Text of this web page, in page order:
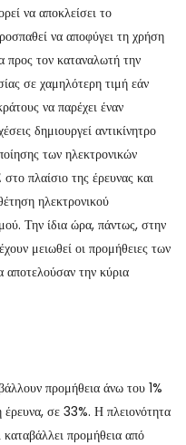
να αποκλείσει το
να αποφύγει τη χρήση
τον καταναλωτή την
σε χαμηλότερη τιμή εάν
να παρέχει έναν
δημιουργεί αντικίνητρο
των ηλεκτρονικών
πλαίσιο της έρευνας και
ηλεκτρονικού
Την ίδια ώρα, πάντως, στην
μειωθεί οι προμήθειες των
την κύρια
προμήθεια άνω του 1%
σε 33%. Η πλειονότητα
προμήθεια από